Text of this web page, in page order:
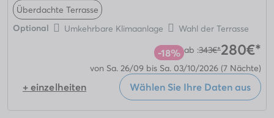
Überdachte Terrasse
Optional
Umkehrbare Klimaanlage Wahl der Terrasse
-18% ab :343€*280€*
von Sa. 26/09 bis Sa. 03/10/2026 (7 Nächte)
+ einzelheiten Wählen Sie Ihre Daten aus